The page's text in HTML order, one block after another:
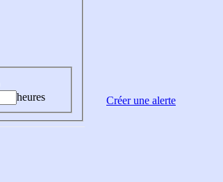
heures
Créer une alerte